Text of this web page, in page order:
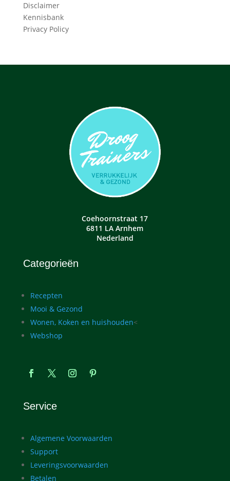
Disclaimer
Kennisbank
Privacy Policy
Coehoornstraat 17
6811 LA Arnhem
Nederland
Categorieën
Recepten
Mooi & Gezond
Wonen, Koken en huishouden<
Webshop
Service
Algemene Voorwaarden
Support
Leveringsvoorwaarden
Betalen